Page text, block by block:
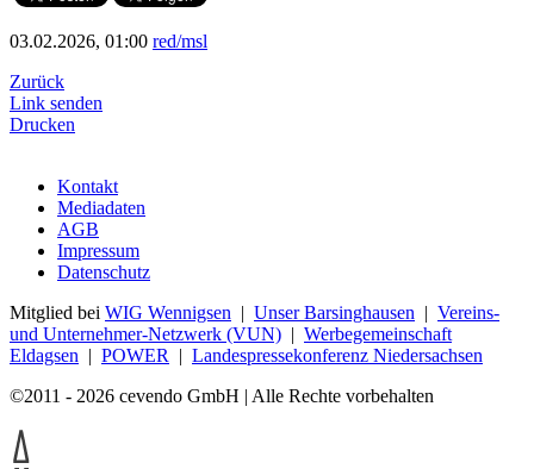
03.02.2026, 01:00 red/msl
Zurück
Link senden
Drucken
Kontakt
Mediadaten
AGB
Impressum
Datenschutz
Mitglied bei WIG Wennigsen | Unser Barsinghausen | Vereins-
und Unternehmer-Netzwerk (VUN) | Werbegemeinschaft
Eldagsen | POWER | Landespressekonferenz Niedersachsen
©2011 - 2026 cevendo GmbH | Alle Rechte vorbehalten